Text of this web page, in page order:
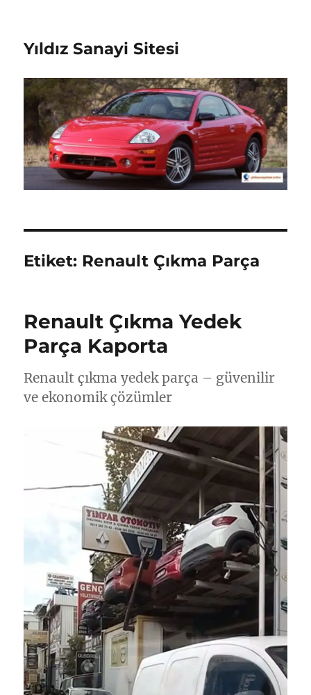
Yıldız Sanayi Sitesi
Etiket: Renault Çıkma Parça
Renault Çıkma Yedek
Parça Kaporta
Renault çıkma yedek parça – güvenilir
ve ekonomik çözümler